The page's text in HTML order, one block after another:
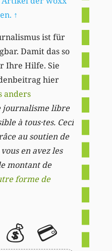
↑
ist für
Damit das so
Ihre Hilfe. Sie
hier
anders
journalisme libre
à tous·tes. Ceci
au soutien de
en avez les
montant de
forme de
💰 💳